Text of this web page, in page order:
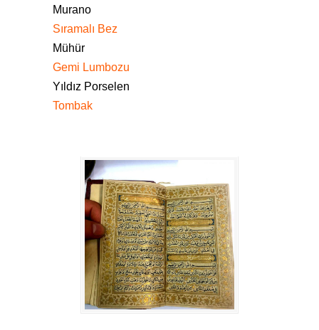
Murano
Sıramalı Bez
Mühür
Gemi Lumbozu
Yıldız Porselen
Tombak